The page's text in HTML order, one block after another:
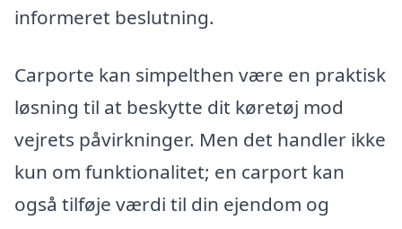
informeret beslutning.
Carporte kan simpelthen være en praktisk
løsning til at beskytte dit køretøj mod
vejrets påvirkninger. Men det handler ikke
kun om funktionalitet; en carport kan
også tilføje værdi til din ejendom og